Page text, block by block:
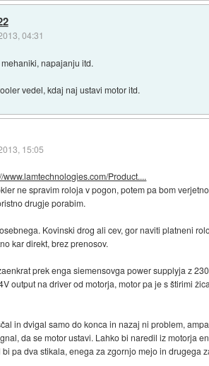
04:31
napajanju itd.
vedel, kdaj naj ustavi motor itd.
15:05
www.lamtechnologies.com/Product....
ne spravim roloja v pogon, potem pa bom
drugje porabim.
Kovinski drog ali cev, gor naviti platneni
kar direkt, brez prenosov.
prek enga siemensovga power supplyja z
output na driver od motorja, motor pa je s štirimi
in dvigal samo do konca in nazaj ni problem,
da se motor ustavi. Lahko bi naredil iz motorja
bi pa dva stikala, enega za zgornjo mejo in drugega